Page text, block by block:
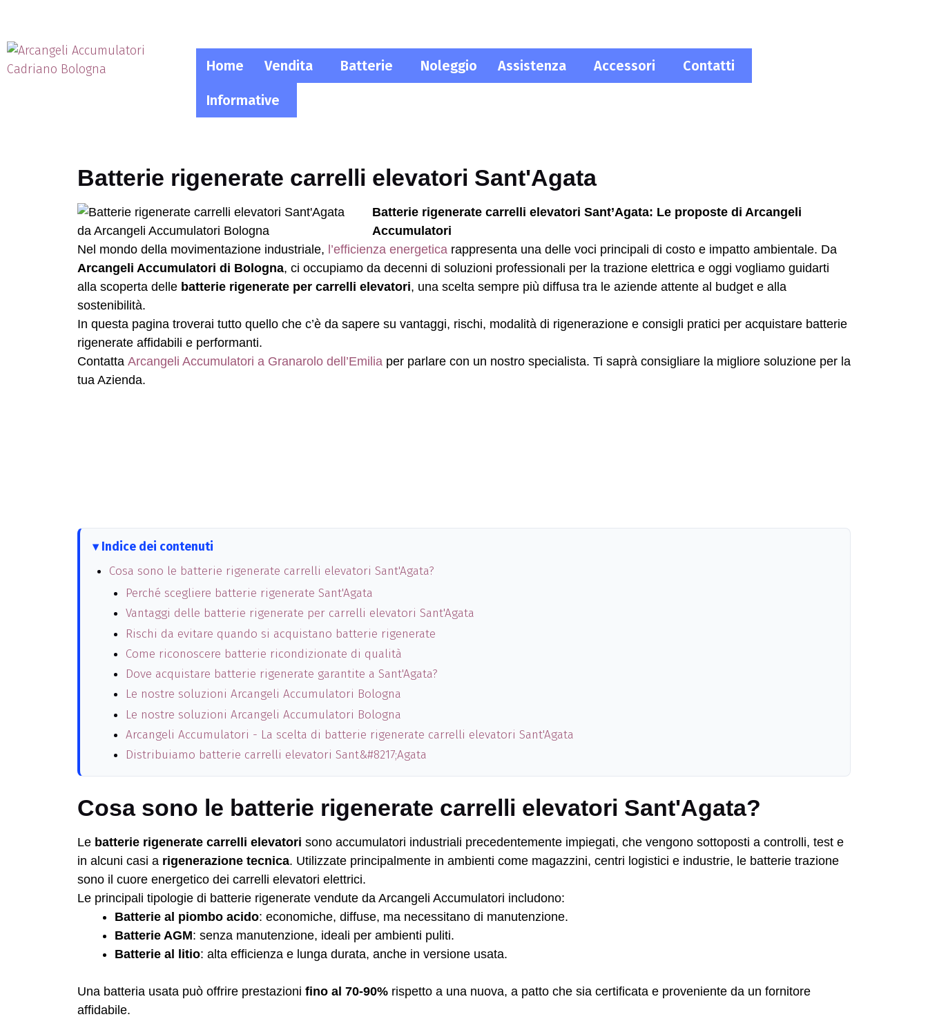
Home Vendita Batterie Noleggio Assistenza Accessori Contatti
Informative
Batterie rigenerate carrelli elevatori Sant'Agata
Batterie rigenerate carrelli elevatori Sant’Agata: Le proposte di Arcangeli
Accumulatori
Nel mondo della movimentazione industriale, l’efficienza energetica rappresenta una delle voci principali di costo e impatto ambientale. Da
Arcangeli Accumulatori di Bologna, ci occupiamo da decenni di soluzioni professionali per la trazione elettrica e oggi vogliamo guidarti
alla scoperta delle batterie rigenerate per carrelli elevatori, una scelta sempre più diffusa tra le aziende attente al budget e alla
sostenibilità.
In questa pagina troverai tutto quello che c’è da sapere su vantaggi, rischi, modalità di rigenerazione e consigli pratici per acquistare batterie
rigenerate affidabili e performanti.
Contatta Arcangeli Accumulatori a Granarolo dell’Emilia per parlare con un nostro specialista. Ti saprà consigliare la migliore soluzione per la
tua Azienda.
Indice dei contenuti
Cosa sono le batterie rigenerate carrelli elevatori Sant'Agata?
Perché scegliere batterie rigenerate Sant'Agata
Vantaggi delle batterie rigenerate per carrelli elevatori Sant'Agata
Rischi da evitare quando si acquistano batterie rigenerate
Come riconoscere batterie ricondizionate di qualità
Dove acquistare batterie rigenerate garantite a Sant'Agata?
Le nostre soluzioni Arcangeli Accumulatori Bologna
Le nostre soluzioni Arcangeli Accumulatori Bologna
Arcangeli Accumulatori - La scelta di batterie rigenerate carrelli elevatori Sant'Agata
Distribuiamo batterie carrelli elevatori Sant&#8217;Agata
Cosa sono le batterie rigenerate carrelli elevatori Sant'Agata?
Le batterie rigenerate carrelli elevatori sono accumulatori industriali precedentemente impiegati, che vengono sottoposti a controlli, test e
in alcuni casi a rigenerazione tecnica. Utilizzate principalmente in ambienti come magazzini, centri logistici e industrie, le batterie trazione
sono il cuore energetico dei carrelli elevatori elettrici.
Le principali tipologie di batterie rigenerate vendute da Arcangeli Accumulatori includono:
Batterie al piombo acido: economiche, diffuse, ma necessitano di manutenzione.
Batterie AGM: senza manutenzione, ideali per ambienti puliti.
Batterie al litio: alta efficienza e lunga durata, anche in versione usata.
Una batteria usata può offrire prestazioni fino al 70-90% rispetto a una nuova, a patto che sia certificata e proveniente da un fornitore
affidabile.